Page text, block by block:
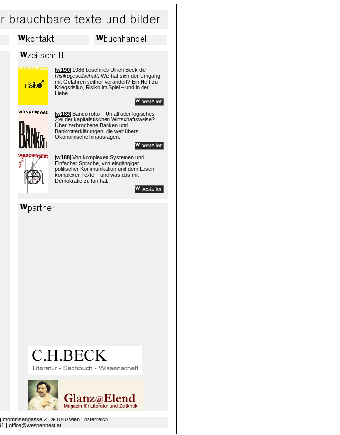
|w190| 1986 beschrieb Ulrich Beck die
Risikogesellschaft. Wie hat sich der Umgang
mit Gefahren seither verändert? Ein Heft zu
Kriegsrisiko, Risiko im Spiel – und in der
Liebe.
|w189| Banco rotto – Unfall oder logisches
Ziel der kapitalistischen Wirtschaftsweise?
Über zerbrochene Banken und
Bankrotterklärungen, die weit übers
Ökonomische hinausragen.
|w188| Von komplexen Systemen und
Einfacher Sprache, von eingängiger
politischer Kommunikation und dem Lesen
komplexer Texte – und was das mit
Demokratie zu tun hat.
2 | a-1040 wien | österreich
| office@wespennest.at